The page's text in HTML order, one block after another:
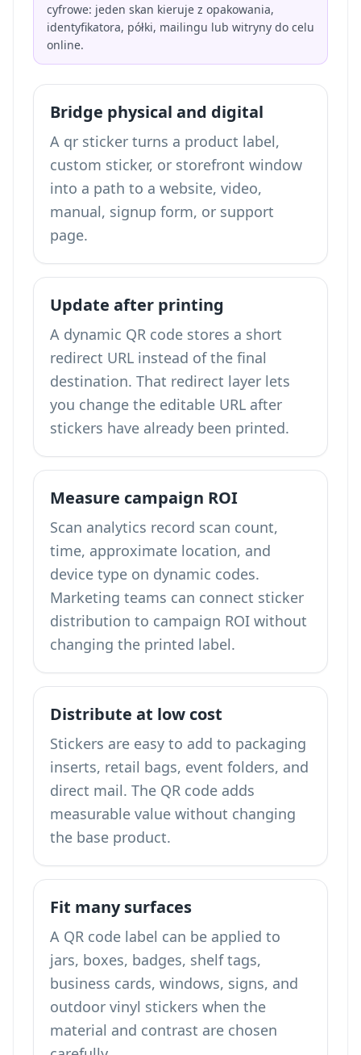
cyfrowe: jeden skan kieruje z opakowania,
identyfikatora, półki, mailingu lub witryny do celu
online.
Bridge physical and digital
A qr sticker turns a product label,
custom sticker, or storefront window
into a path to a website, video,
manual, signup form, or support
page.
Update after printing
A dynamic QR code stores a short
redirect URL instead of the final
destination. That redirect layer lets
you change the editable URL after
stickers have already been printed.
Measure campaign ROI
Scan analytics record scan count,
time, approximate location, and
device type on dynamic codes.
Marketing teams can connect sticker
distribution to campaign ROI without
changing the printed label.
Distribute at low cost
Stickers are easy to add to packaging
inserts, retail bags, event folders, and
direct mail. The QR code adds
measurable value without changing
the base product.
Fit many surfaces
A QR code label can be applied to
jars, boxes, badges, shelf tags,
business cards, windows, signs, and
outdoor vinyl stickers when the
material and contrast are chosen